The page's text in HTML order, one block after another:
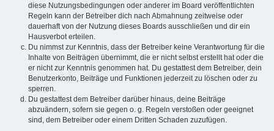
diese Nutzungsbedingungen oder anderer im Board veröffentlichten
Regeln kann der Betreiber dich nach Abmahnung zeitweise oder
dauerhaft von der Nutzung dieses Boards ausschließen und dir ein
Hausverbot erteilen.
Du nimmst zur Kenntnis, dass der Betreiber keine Verantwortung für die
Inhalte von Beiträgen übernimmt, die er nicht selbst erstellt hat oder die
er nicht zur Kenntnis genommen hat. Du gestattest dem Betreiber, dein
Benutzerkonto, Beiträge und Funktionen jederzeit zu löschen oder zu
sperren.
Du gestattest dem Betreiber darüber hinaus, deine Beiträge
abzuändern, sofern sie gegen o. g. Regeln verstoßen oder geeignet
sind, dem Betreiber oder einem Dritten Schaden zuzufügen.